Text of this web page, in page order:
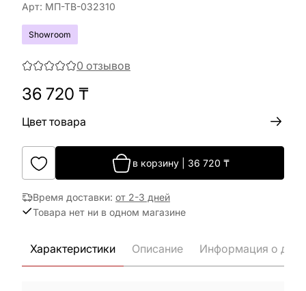
Арт: МП-ТВ-032310
Showroom
0 отзывов
36 720 ₸
Цвет товара
в корзину| 36 720 ₸
Время доставки: от 2-3 дней
Товара нет ни в одном магазине
Характеристики Описание Информация о